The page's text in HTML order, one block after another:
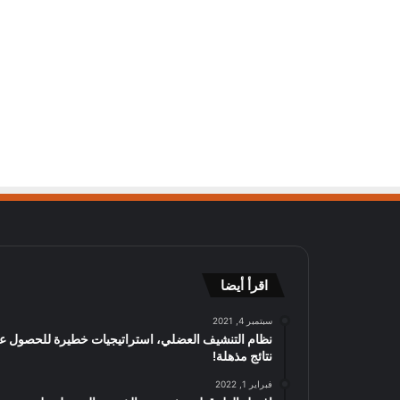
اقرأ أيضا
سبتمبر 4, 2021
نظام التنشيف العضلي، استراتيجيات خطيرة للحصول
نتائج مذهلة!
فبراير 1, 2022